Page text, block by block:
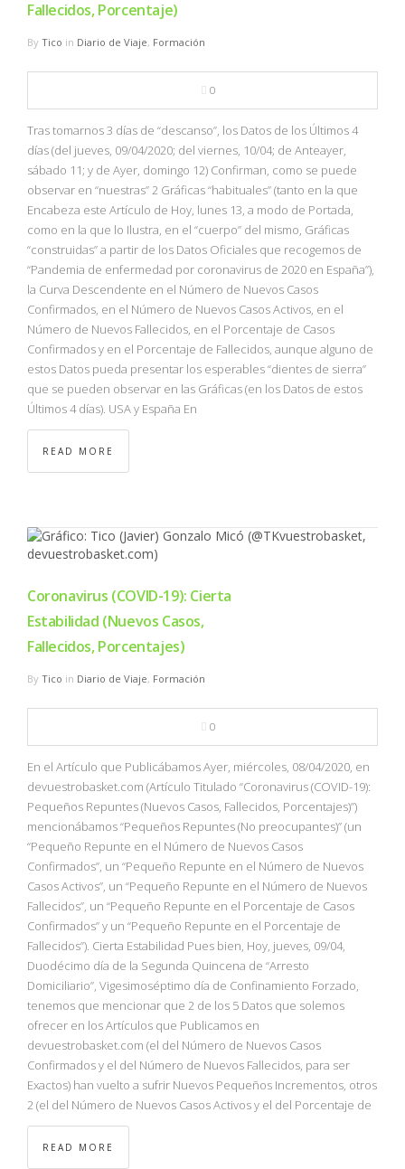
Fallecidos, Porcentaje)
By Tico in Diario de Viaje, Formación
0
Tras tomarnos 3 días de “descanso”, los Datos de los Últimos 4
días (del jueves, 09/04/2020; del viernes, 10/04; de Anteayer,
sábado 11; y de Ayer, domingo 12) Confirman, como se puede
observar en “nuestras” 2 Gráficas “habituales” (tanto en la que
Encabeza este Artículo de Hoy, lunes 13, a modo de Portada,
como en la que lo Ilustra, en el “cuerpo” del mismo, Gráficas
“construidas” a partir de los Datos Oficiales que recogemos de
“Pandemia de enfermedad por coronavirus de 2020 en España”),
la Curva Descendente en el Número de Nuevos Casos
Confirmados, en el Número de Nuevos Casos Activos, en el
Número de Nuevos Fallecidos, en el Porcentaje de Casos
Confirmados y en el Porcentaje de Fallecidos, aunque alguno de
estos Datos pueda presentar los esperables “dientes de sierra”
que se pueden observar en las Gráficas (en los Datos de estos
Últimos 4 días). USA y España En
READ MORE
Coronavirus (COVID-19): Cierta
Estabilidad (Nuevos Casos,
Fallecidos, Porcentajes)
By Tico in Diario de Viaje, Formación
0
En el Artículo que Publicábamos Ayer, miércoles, 08/04/2020, en
devuestrobasket.com (Artículo Titulado “Coronavirus (COVID-19):
Pequeños Repuntes (Nuevos Casos, Fallecidos, Porcentajes)”)
mencionábamos “Pequeños Repuntes (No preocupantes)” (un
“Pequeño Repunte en el Número de Nuevos Casos
Confirmados”, un “Pequeño Repunte en el Número de Nuevos
Casos Activos”, un “Pequeño Repunte en el Número de Nuevos
Fallecidos”, un “Pequeño Repunte en el Porcentaje de Casos
Confirmados” y un “Pequeño Repunte en el Porcentaje de
Fallecidos”). Cierta Estabilidad Pues bien, Hoy, jueves, 09/04,
Duodécimo día de la Segunda Quincena de “Arresto
Domiciliario”, Vigesimoséptimo día de Confinamiento Forzado,
tenemos que mencionar que 2 de los 5 Datos que solemos
ofrecer en los Artículos que Publicamos en
devuestrobasket.com (el del Número de Nuevos Casos
Confirmados y el del Número de Nuevos Fallecidos, para ser
Exactos) han vuelto a sufrir Nuevos Pequeños Incrementos, otros
2 (el del Número de Nuevos Casos Activos y el del Porcentaje de
READ MORE